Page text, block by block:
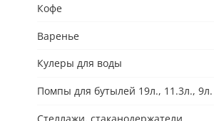
Кофе
Варенье
Кулеры для воды
Помпы для бутылей 19л., 11.3л., 9л.